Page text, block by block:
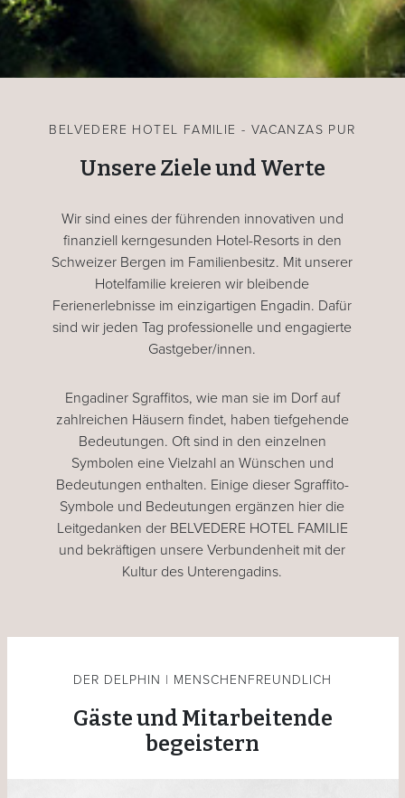
BELVEDERE HOTEL FAMILIE - VACANZAS PUR
Unsere Ziele und Werte
Wir sind eines der führenden innovativen und
finanziell kerngesunden Hotel-Resorts in den
Schweizer Bergen im Familienbesitz. Mit unserer
Hotelfamilie kreieren wir bleibende
Ferienerlebnisse im einzigartigen Engadin. Dafür
sind wir jeden Tag professionelle und engagierte
Gastgeber/innen.
Engadiner Sgraffitos, wie man sie im Dorf auf
zahlreichen Häusern findet, haben tiefgehende
Bedeutungen. Oft sind in den einzelnen
Symbolen eine Vielzahl an Wünschen und
Bedeutungen enthalten. Einige dieser Sgraffito-
Symbole und Bedeutungen ergänzen hier die
Leitgedanken der BELVEDERE HOTEL FAMILIE
und bekräftigen unsere Verbundenheit mit der
Kultur des Unterengadins.
DER DELPHIN | MENSCHENFREUNDLICH
Gäste und Mitarbeitende
begeistern